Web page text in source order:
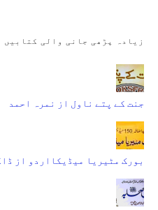
زیادہ پڑھی جانی والی کتابیں
جنت کے پتے ناول از نمرہ احمد
بورک مٹیریا میڈیکااردو از